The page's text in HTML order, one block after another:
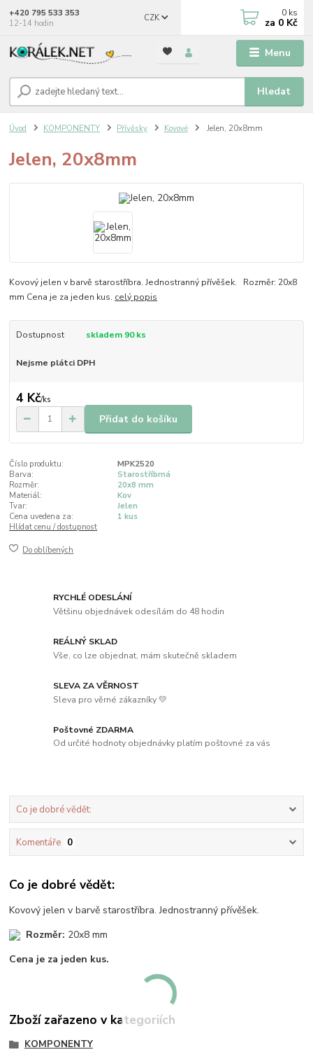
Menu
CZK
Hledat
+420 795 533 353
12-14 hodin
0 ks
za 0 Kč
Úvod KOMPONENTY Přívěsky Kovové Jelen, 20x8mm
Jelen, 20x8mm
Kovový jelen v barvě starostříbra. Jednostranný přívěšek. Rozměr: 20x8
mm Cena je za jeden kus. celý popis
Dostupnost skladem 90 ks
Nejsme plátci DPH
4 Kč/ks
Přidat do košíku
Číslo produktu:
MPK2520
Barva:
Starostříbrná
Rozměr:
20x8 mm
Materiál:
Kov
Tvar:
Jelen
Cena uvedena za:
1 kus
Hlídat cenu / dostupnost
Do oblíbených
RYCHLÉ ODESLÁNÍ
Většinu objednávek odesílám do 48 hodin
REÁLNÝ SKLAD
Vše, co lze objednat, mám skutečně skladem
SLEVA ZA VĚRNOST
Sleva pro věrné zákazníky 💛
Poštovné ZDARMA
Od určité hodnoty objednávky platím poštovné za vás
Co je dobré vědět:
Komentáře 0
Co je dobré vědět:
Kovový jelen v barvě starostříbra. Jednostranný přívěšek.
Rozměr: 20x8 mm
Cena je za jeden kus.
Zboží zařazeno v kategoriích
KOMPONENTY